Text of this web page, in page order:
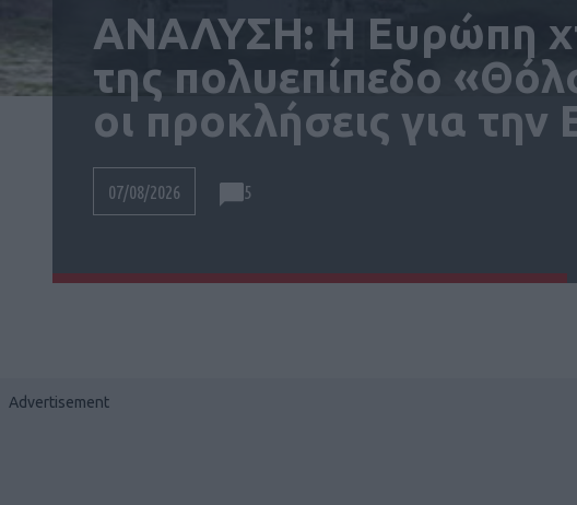
ΑΝΑΛΥΣΗ: Η Ευρώπη
της πολυεπίπεδο
οι προκλήσεις για την
07/08/2026 5